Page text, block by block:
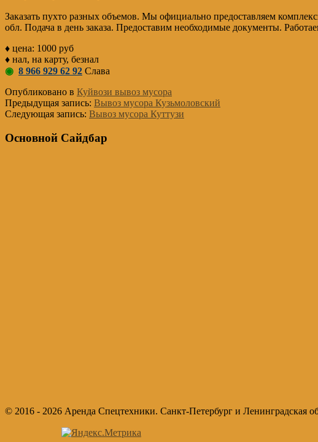
Заказать пухто разных объемов. Мы официально предоставляем
обл. Подача в день заказа. Предоставим необходимые документы.
♦ цена: 1000 руб
♦ нал, на карту, безнал
◉ 8 966 929 62 92 Слава
Опубликовано в Куйвози вывоз мусора
Предыдущая запись: Вывоз мусора Кузьмоловский
Следующая запись: Вывоз мусора Куттузи
Основной Сайдбар
© 2016 - 2026 Аренда Спецтехники. Санкт-Петербург и Ленинградская